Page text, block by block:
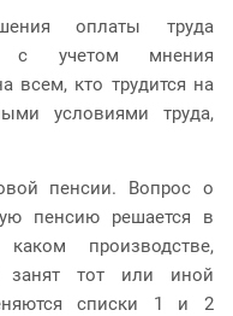
оплаты труда
с учетом мнения
всем, кто трудится на
условиями труда,
пенсии. Вопрос о
пенсию решается в
производстве,
занят тот или иной
списки 1 и 2